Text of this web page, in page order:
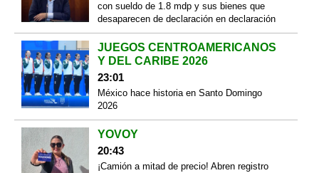
con sueldo de 1.8 mdp y sus bienes que
desaparecen de declaración en declaración
JUEGOS CENTROAMERICANOS
Y DEL CARIBE 2026
23:01
México hace historia en Santo Domingo
2026
YOVOY
20:43
¡Camión a mitad de precio! Abren registro